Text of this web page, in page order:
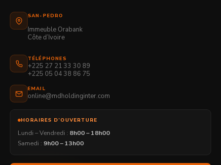
SAN-PEDRO
Immeuble Orabank
Côte d’Ivoire
TÉLÉPHONES
+225 27 21 33 30 89
+225 05 04 38 86 75
EMAIL
online@mdholdinginter.com
HORAIRES D’OUVERTURE
Lundi – Vendredi : 8h00 – 18h00
Samedi : 9h00 – 13h00